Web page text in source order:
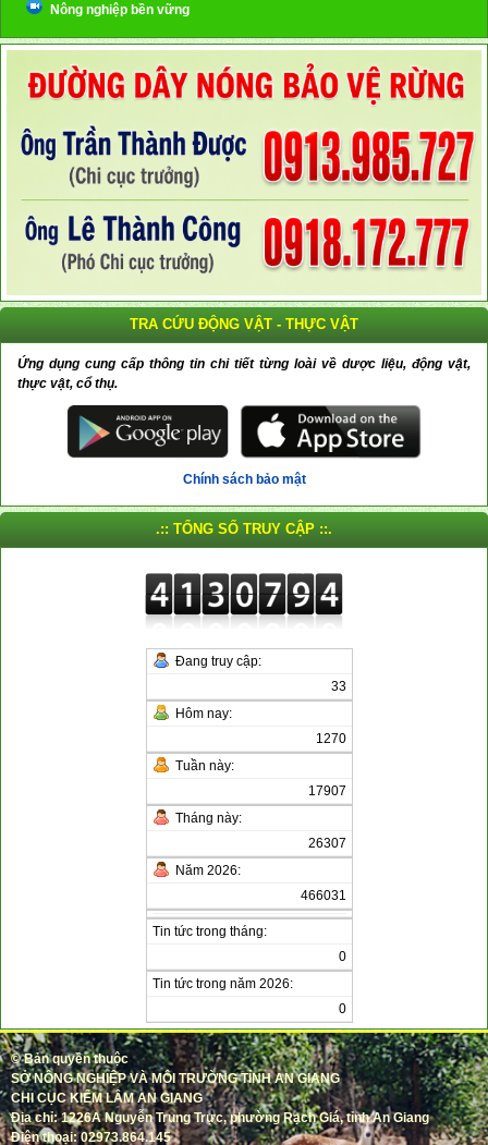
Nông nghiệp bền vững
TRA CỨU ĐỘNG VẬT - THỰC VẬT
Ứng dụng cung cấp thông tin chi tiết từng loài về dược liệu, động vật,
thực vật, cổ thụ.
Chính sách bảo mật
.:: TỔNG SỐ TRUY CẬP ::.
Đang truy cập:
33
Hôm nay:
1270
Tuần này:
17907
Tháng này:
26307
Năm 2026:
466031
Tin tức trong tháng:
0
Tin tức trong năm 2026:
0
© Bản quyền thuộc
SỞ NÔNG NGHIỆP VÀ MÔI TRƯỜNG TỈNH AN GIANG
CHI CỤC KIỂM LÂM AN GIANG
Địa chỉ: 1226A Nguyễn Trung Trực, phường Rạch Giá, tỉnh An Giang
Điện thoại: 02973.864.145